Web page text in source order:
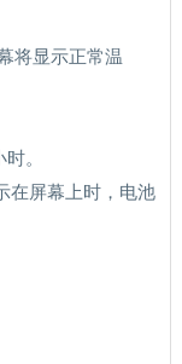
将显示正常温
。
在屏幕上时，电池